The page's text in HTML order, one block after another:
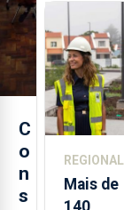
C
o
n
s
aos
Açores
REGIONAL
Mais de